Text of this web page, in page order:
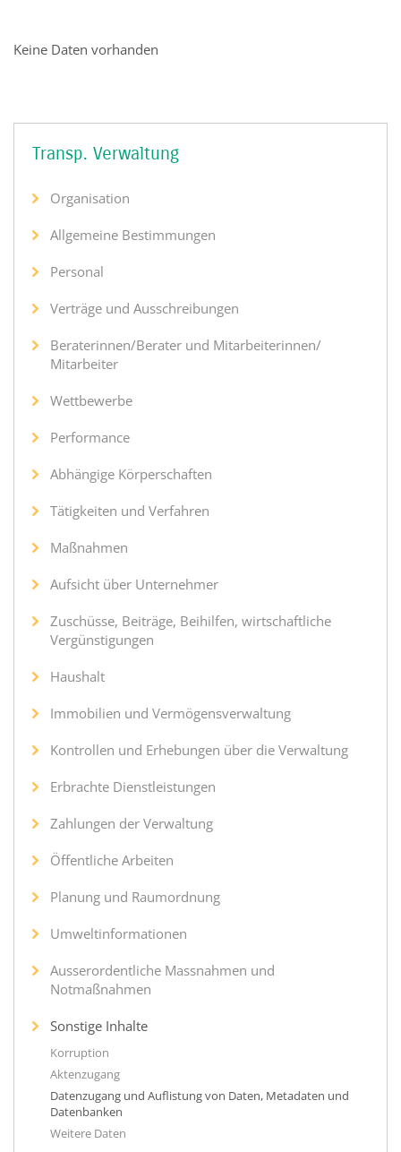
Keine Daten vorhanden
Transp. Verwaltung
Organisation
Allgemeine Bestimmungen
Personal
Verträge und Ausschreibungen
Beraterinnen/Berater und Mitarbeiterinnen/
Mitarbeiter
Wettbewerbe
Performance
Abhängige Körperschaften
Tätigkeiten und Verfahren
Maßnahmen
Aufsicht über Unternehmer
Zuschüsse, Beiträge, Beihilfen, wirtschaftliche
Vergünstigungen
Haushalt
Immobilien und Vermögensverwaltung
Kontrollen und Erhebungen über die Verwaltung
Erbrachte Dienstleistungen
Zahlungen der Verwaltung
Öffentliche Arbeiten
Planung und Raumordnung
Umweltinformationen
Ausserordentliche Massnahmen und
Notmaßnahmen
Sonstige Inhalte
Korruption
Aktenzugang
Datenzugang und Auflistung von Daten, Metadaten und
Datenbanken
Weitere Daten